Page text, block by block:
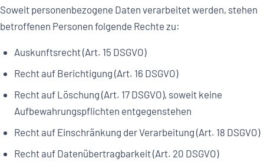
Soweit personenbezogene Daten verarbeitet werden, stehen
betroffenen Personen folgende Rechte zu:
Auskunftsrecht (Art. 15 DSGVO)
Recht auf Berichtigung (Art. 16 DSGVO)
Recht auf Löschung (Art. 17 DSGVO), soweit keine
Aufbewahrungspflichten entgegenstehen
Recht auf Einschränkung der Verarbeitung (Art. 18 DSGVO)
Recht auf Datenübertragbarkeit (Art. 20 DSGVO)